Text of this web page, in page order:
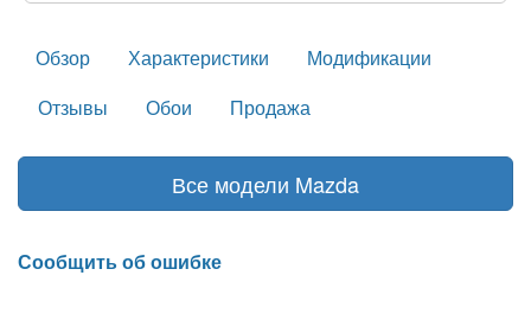
Обзор Характеристики
Модификации
Отзывы
Обои Продажа
Все модели Mazda
Сообщить об ошибке